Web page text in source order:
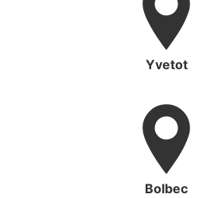
Yvetot
Bolbec